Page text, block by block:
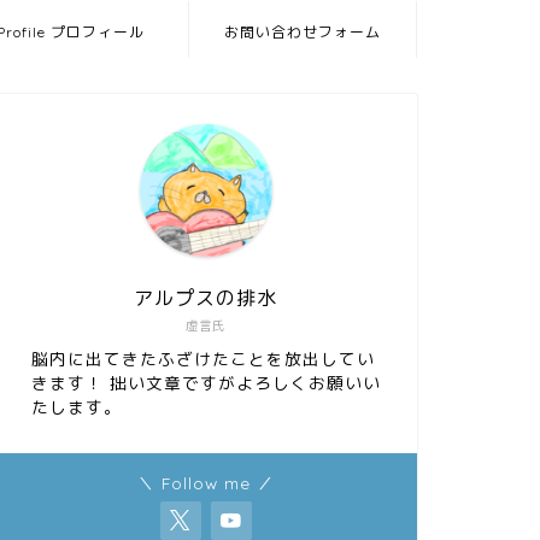
プロフィール お問い合わせフォーム
虚言氏
アルプスの排水
脳内に出てきたふざけたことを放出してい
きます！ 拙い文章ですがよろしくお願いい
たします。
＼ Follow me ／